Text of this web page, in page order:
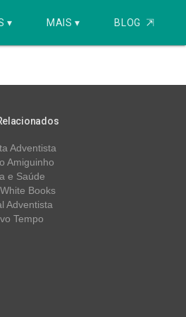
▾ MAIS ▾ BLOG ⇱
Adventista
Amiguinho
e Saúde
Books
Adventista
Tempo